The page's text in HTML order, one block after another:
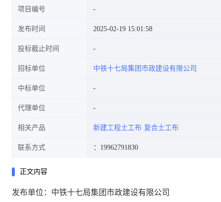
项目编号
发布时间 2025-02-19 15:01:58
投标截止时间
招标单位 中铁十七局集团市政建设有限公司
中标单位
代理单位
相关产品 新建工程土工布 复合土工布
联系方式 ：19962791830
正文内容
发布单位：中铁十七局集团市政建设有限公司